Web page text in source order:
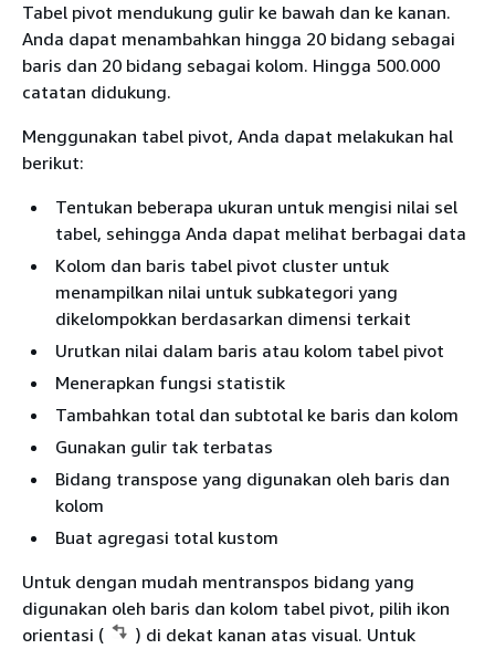
Tabel pivot mendukung gulir ke bawah dan ke kanan.
Anda dapat menambahkan hingga 20 bidang sebagai
baris dan 20 bidang sebagai kolom. Hingga 500.000
catatan didukung.
Menggunakan tabel pivot, Anda dapat melakukan hal
berikut:
Tentukan beberapa ukuran untuk mengisi nilai sel
tabel, sehingga Anda dapat melihat berbagai data
Kolom dan baris tabel pivot cluster untuk
menampilkan nilai untuk subkategori yang
dikelompokkan berdasarkan dimensi terkait
Urutkan nilai dalam baris atau kolom tabel pivot
Menerapkan fungsi statistik
Tambahkan total dan subtotal ke baris dan kolom
Gunakan gulir tak terbatas
Bidang transpose yang digunakan oleh baris dan
kolom
Buat agregasi total kustom
Untuk dengan mudah mentranspos bidang yang
digunakan oleh baris dan kolom tabel pivot, pilih ikon
orientasi (
) di dekat kanan atas visual. Untuk